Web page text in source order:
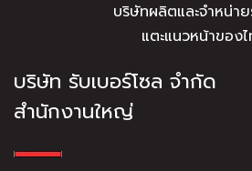
บริษัทผลิตและจำหน่าย
แตะแนวหน้าของ
บริษัท รับเบอร์โซล จำกัด
สำนักงานใหญ่